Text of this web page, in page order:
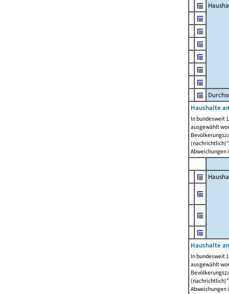
Haushalte
In bundesweit
ausgewählt
Abweichungen
Haushalte
In bundesweit
ausgewählt
Abweichungen